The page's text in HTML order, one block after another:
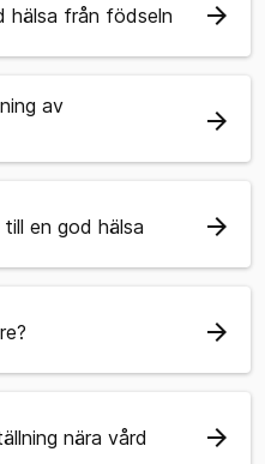
hälsa från födseln arrow_forward
av
arrow_forward
en god hälsa arrow_forward
arrow_forward
nära vård arrow_forward